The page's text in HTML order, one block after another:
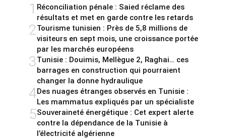
1 Réconciliation pénale : Saied réclame des
résultats et met en garde contre les retards
2Tourisme tunisien : Près de 5,8 millions de
visiteurs en sept mois, une croissance portée
par les marchés européens
3Tunisie : Douimis, Mellègue 2, Raghai… ces
barrages en construction qui pourraient
changer la donne hydraulique
4Des nuages étranges observés en Tunisie :
Les mammatus expliqués par un spécialiste
5Souveraineté énergétique : Cet expert alerte
contre la dépendance de la Tunisie à
l’électricité algérienne